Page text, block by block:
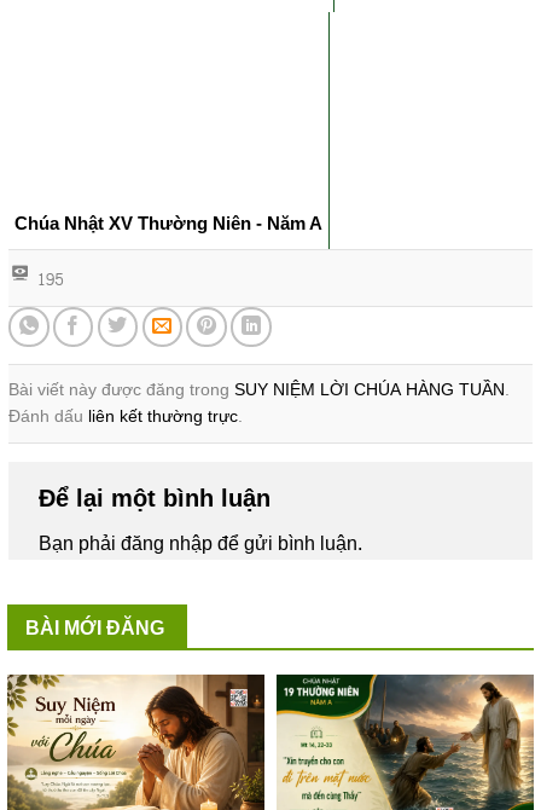
Chúa Nhật XV Thường Niên - Năm A
195
Bài viết này được đăng trong SUY NIỆM LỜI CHÚA HÀNG TUẦN.
Đánh dấu liên kết thường trực.
Để lại một bình luận
Bạn phảiđăng nhậpđể gửi bình luận.
BÀI MỚI ĐĂNG